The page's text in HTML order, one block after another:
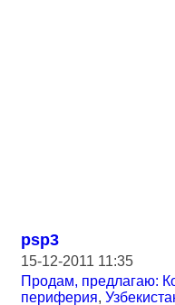
psp3
15-12-2011 11:35
Продам, предлагаю:
периферия,